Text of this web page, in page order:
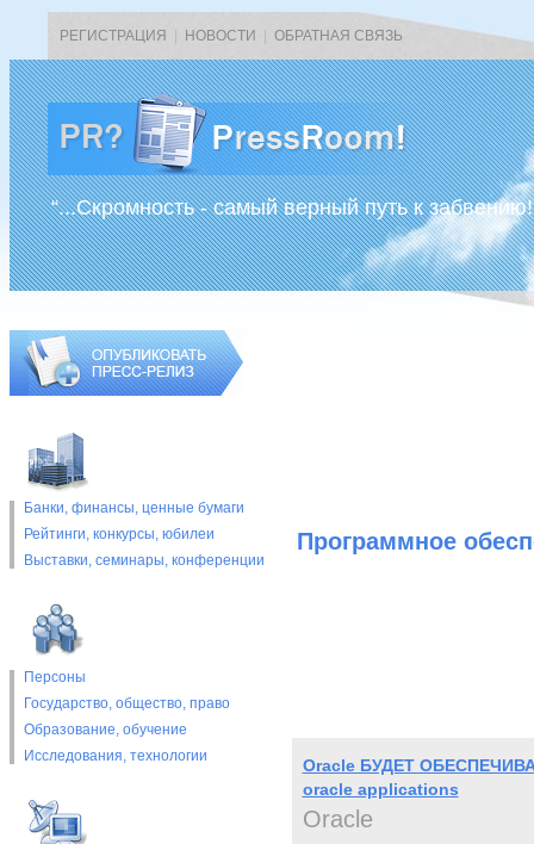
РЕГИСТРАЦИЯ НОВОСТИ ОБРАТНАЯ СВЯЗЬ
“...Скромность - самый верный путь к
Банки, финансы, ценные бумаги
Рейтинги, конкурсы, юбилеи
Выставки, cеминары, конференции
Персоны
Государство, общество, право
Образование, обучение
Исследования, технологии
Программное
Oracle БУДЕТ
oracle applications
Oracle